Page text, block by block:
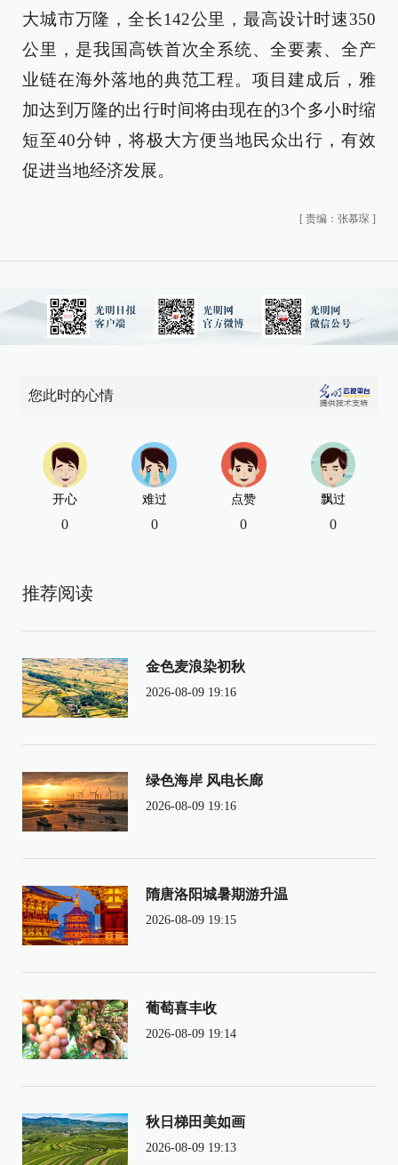
大城市万隆，全长142公里，最高设计时速350
公里，是我国高铁首次全系统、全要素、全产
业链在海外落地的典范工程。项目建成后，雅
加达到万隆的出行时间将由现在的3个多小时缩
短至40分钟，将极大方便当地民众出行，有效
促进当地经济发展。
[ 责编：张慕琛 ]
您此时的心情
开心
0
难过
0
点赞
0
飘过
0
推荐阅读
金色麦浪染初秋
2026-08-09 19:16
绿色海岸 风电长廊
2026-08-09 19:16
隋唐洛阳城暑期游升温
2026-08-09 19:15
葡萄喜丰收
2026-08-09 19:14
秋日梯田美如画
2026-08-09 19:13